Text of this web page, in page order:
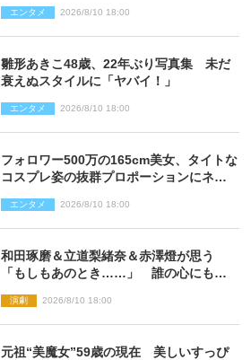
エンタメ 2026/8/10 18:00
雛形あきこ48歳、22年ぶり写真集 未だ
衰えぬスタイルに「ヤバイ！」
エンタメ 2026/8/10 18:00
フォロワー500万の165cm美女、タイトな
コスプレ姿の抜群プロポーションにネッ
エンタメ 2026/8/10 18:00
和田琢磨＆立道梨緒奈＆赤澤燈が思う
「もしもあのとき……」 誰の心にもあ
思い
演劇 2026/8/10 18:00
元祖“美魔女”59歳の現在 美しいすっぴ